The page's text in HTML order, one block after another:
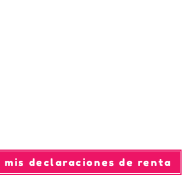
mis declaraciones de renta